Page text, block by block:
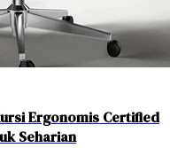
Ergonomis Certified
Seharian